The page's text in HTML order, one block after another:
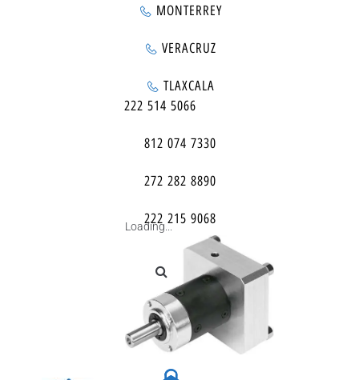
MONTERREY
VERACRUZ
TLAXCALA
222 514 5066
812 074 7330
272 282 8890
222 215 9068
Loading...